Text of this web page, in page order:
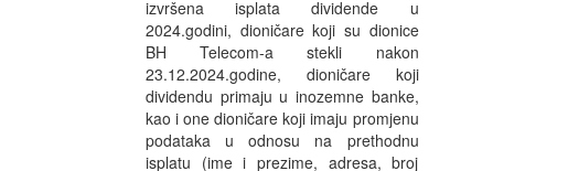
izvršena isplata dividende u
2024.godini, dioničare koji su dionice
BH Telecom-a stekli nakon
23.12.2024.godine, dioničare koji
dividendu primaju u inozemne banke,
kao i one dioničare koji imaju promjenu
podataka u odnosu na prethodnu
isplatu (ime i prezime, adresa, broj